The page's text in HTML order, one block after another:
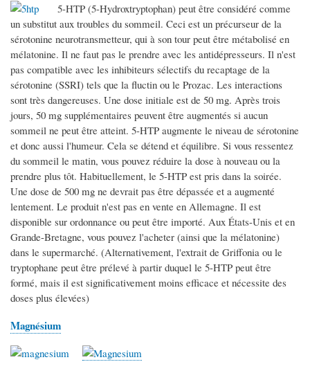
5-HTP (5-Hydroxtryptophan) peut être considéré comme
un substitut aux troubles du sommeil. Ceci est un précurseur de la
sérotonine neurotransmetteur, qui à son tour peut être métabolisé en
mélatonine. Il ne faut pas le prendre avec les antidépresseurs. Il n'est
pas compatible avec les inhibiteurs sélectifs du recaptage de la
sérotonine (SSRI) tels que la fluctin ou le Prozac. Les interactions
sont très dangereuses. Une dose initiale est de 50 mg. Après trois
jours, 50 mg supplémentaires peuvent être augmentés si aucun
sommeil ne peut être atteint. 5-HTP augmente le niveau de sérotonine
et donc aussi l'humeur. Cela se détend et équilibre. Si vous ressentez
du sommeil le matin, vous pouvez réduire la dose à nouveau ou la
prendre plus tôt. Habituellement, le 5-HTP est pris dans la soirée.
Une dose de 500 mg ne devrait pas être dépassée et a augmenté
lentement. Le produit n'est pas en vente en Allemagne. Il est
disponible sur ordonnance ou peut être importé. Aux États-Unis et en
Grande-Bretagne, vous pouvez l'acheter (ainsi que la mélatonine)
dans le supermarché. (Alternativement, l'extrait de Griffonia ou le
tryptophane peut être prélevé à partir duquel le 5-HTP peut être
formé, mais il est significativement moins efficace et nécessite des
doses plus élevées)
Magnésium